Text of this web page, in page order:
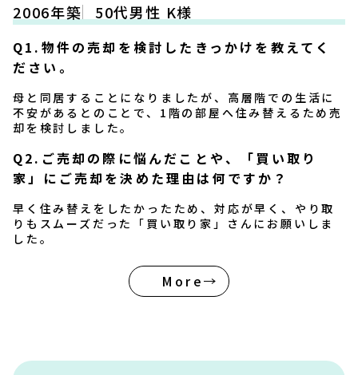
住宅ローン返済に困ったら
空き家のリスク
不動産売却の税金について
お客様の声
不動産の査定・買取の流れ
2006年築
50代男性 K様
Q1.物件の売却を検討したきっかけを教えてく
ださい。
母と同居することになりましたが、高層階での生活に
不安があるとのことで、1階の部屋へ住み替えるため売
却を検討しました。
Q2.ご売却の際に悩んだことや、「買い取り
家」にご売却を決めた理由は何ですか？
早く住み替えをしたかったため、対応が早く、やり取
りもスムーズだった「買い取り家」さんにお願いしま
した。
More